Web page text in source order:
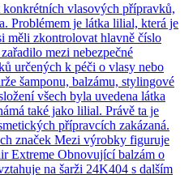
vlasových přípravků,
Problémem je látka lilial, která je
měli zkontrolovat hlavně číslo
mezi nebezpečné
určených k péči o vlasy nebo
šamponu, balzámu, stylingové
všech byla uvedena látka
také jako lilial. Právě ta je
přípravcích zakázaná.
značek Mezi výrobky figuruje
Extreme Obnovující balzám o
na šarži 24K404 s dalším